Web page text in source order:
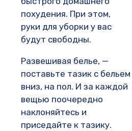
похудения. При этом,
руки для уборки у вас
будут свободны.
Развешивая белье, —
поставьте тазик с бельем
вниз, на пол. И за каждой
вещью поочередно
наклоняйтесь и
приседайте к тазику.